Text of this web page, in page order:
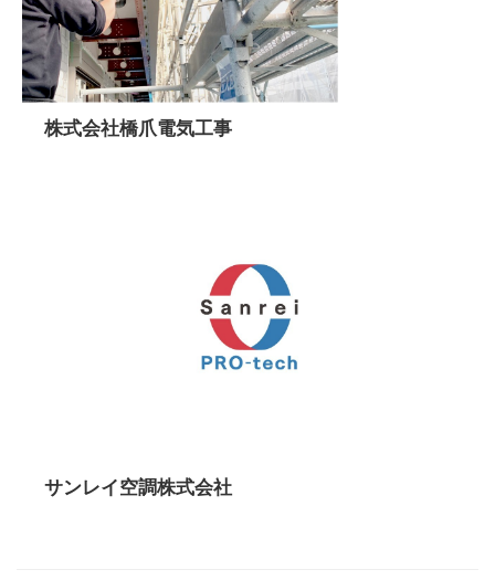
株式会社橋爪電気工事
サンレイ空調株式会社